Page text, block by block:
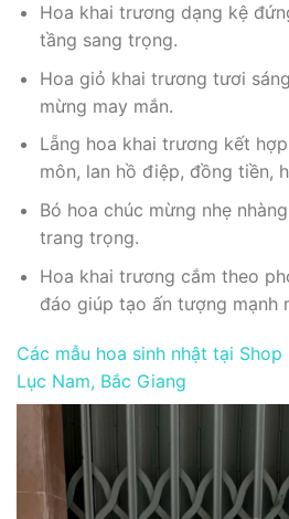
Hoa khai trương dạng kệ
tầng sang trọng.
Hoa giỏ khai trương tươi
mừng may mắn.
Lẵng hoa khai trương kết
môn, lan hồ điệp, đồng tiền,
Bó hoa chúc mừng nhẹ
trang trọng.
Hoa khai trương cắm theo
đáo giúp tạo ấn tượng mạnh
Các mẫu hoa sinh nhật tại
Lục Nam, Bắc Giang